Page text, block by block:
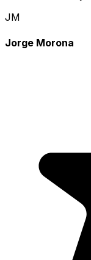
JM
Jorge Morona